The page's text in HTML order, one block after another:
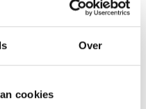
Over
cookies
trots op de
en cultuureducatie en -
begin hebben
zo veel kinderen en